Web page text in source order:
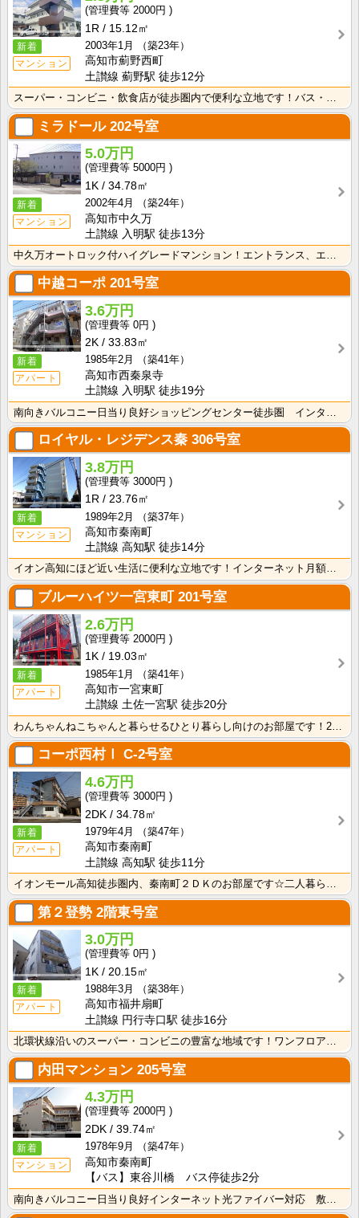
新着
マンション
2000円
1R
15.12㎡
2003年1月
（築23年）
高知市薊野西町
土讃線 薊野駅 徒歩12分
ミラドール202号室
新着
マンション
5.0万円
5000円
1K
34.78㎡
2002年4月
（築24年）
高知市中久万
土讃線 入明駅 徒歩13分
中越コーポ 201号室
新着
アパート
3.6万円
0円
2K
33.83㎡
1985年2月
（築41年）
高知市西秦泉寺
土讃線 入明駅 徒歩19分
ロイヤル・レジデンス秦 306号室
新着
マンション
3.8万円
3000円
1R
23.76㎡
1989年2月
（築37年）
高知市秦南町
土讃線 高知駅 徒歩14分
イオン高知にほど近い生活に便利な立地です！インターネット月額接続使用料無料なので、月々の生活費の節約･･･
ブルーハイツ一宮東町201号室
新着
アパート
2.6万円
2000円
1K
19.03㎡
1985年1月
（築41年）
高知市一宮東町
土讃線 土佐一宮駅 徒歩20分
コーポ西村Ⅰ C-2号室
新着
アパート
4.6万円
3000円
2DK
34.78㎡
1979年4月
（築47年）
高知市秦南町
土讃線 高知駅 徒歩11分
第２登勢 2階東号室
新着
アパート
3.0万円
0円
1K
20.15㎡
1988年3月
（築38年）
高知市福井扇町
土讃線 円行寺口駅 徒歩16分
内田マンション 205号室
新着
マンション
4.3万円
2000円
2DK
39.74㎡
1978年9月
（築47年）
高知市秦南町
【バス】東谷川橋 バス停徒歩2分